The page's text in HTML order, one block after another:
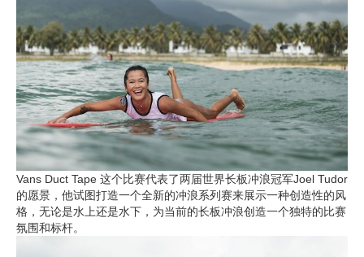
Vans Duct Tape 这个比赛代表了两届世界长板冲浪冠军Joel Tudor
的愿景，他试图打造一个全新的冲浪系列赛来展示一种创造性的风
格，无论是水上还是水下，为当前的长板冲浪创造一个独特的比赛
氛围和标杆。